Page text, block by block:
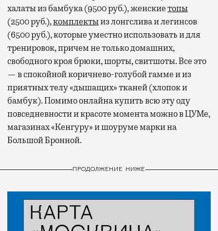
халаты из бамбука (9500 руб.), женскиетопы
(2500 руб.),комплектыиз лонгслива и легинсов
(6500 руб.), которые уместно использовать и для
тренировок, причем не только домашних,
свободного кроя брюки, шорты, свитшоты. Все это
— в спокойной коричнево-голубой гамме и из
приятных телу «дышащих» тканей (хлопок и
бамбук). Помимо онлайна купить всю эту оду
повседневности и красоте момента можно в ЦУМе,
магазинах «Кенгуру» и шоуруме марки на
Большой Бронной.
ПРОДОЛЖЕНИЕ НИЖЕ